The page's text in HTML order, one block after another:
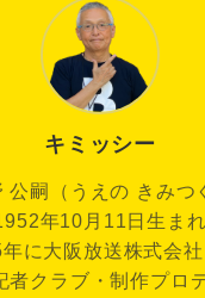
キミッシー
公嗣（うえの きみつ
年10月11日生ま
に大阪放送株式会
者クラブ・制作プロ